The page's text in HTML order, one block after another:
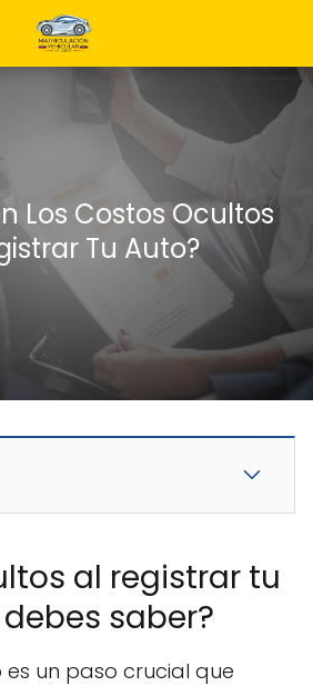
Los Costos Ocultos
Tu Auto?
al registrar tu
saber?
un paso crucial que